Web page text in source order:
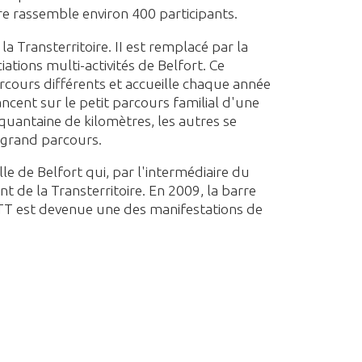
rassemble environ 400 participants.
Transterritoire. II est remplacé par la
multi-activités de Belfort. Ce
différents et accueille chaque année
sur le petit parcours familial d'une
de kilomètres, les autres se
parcours.
de Belfort qui, par l'intermédiaire du
de la Transterritoire. En 2009, la barre
est devenue une des manifestations de